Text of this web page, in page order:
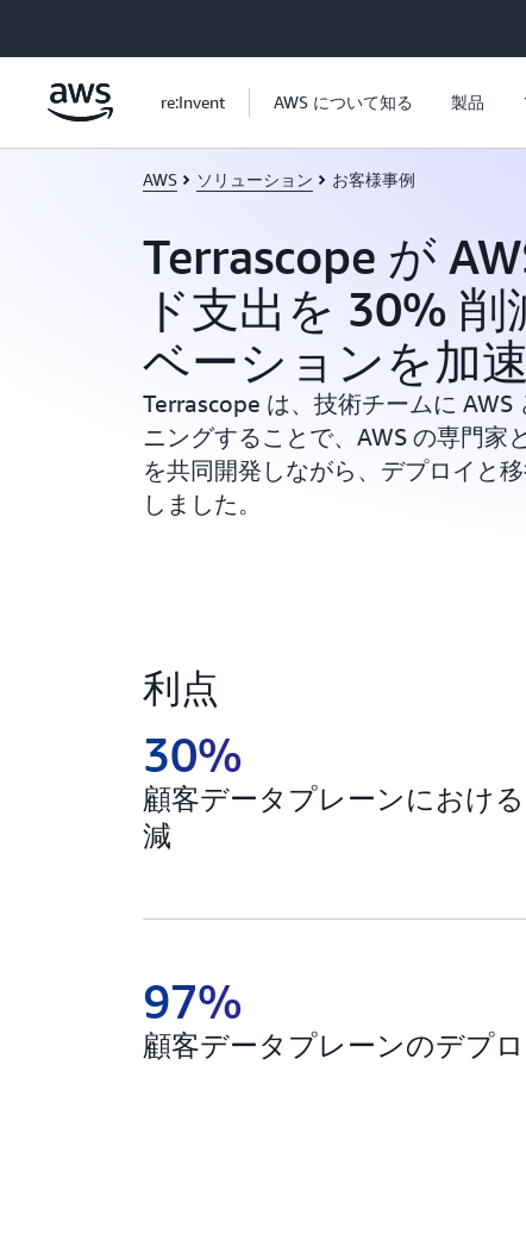
re:Invent AWS について知る 製品
AWS ソリューション お客様事例
Terrascope が
ド支出を 30% 削
ベーションを加速
Terrascope は、技術チームに AWS
ニングすることで、AWS の専門家
を共同開発しながら、デプロイと
しました。
利点
顧客データプレーンにおけ
減
30%
顧客データプレーンのデプ
97%